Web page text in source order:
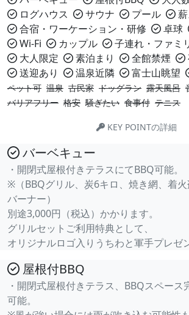
ログハウス
サウナ プール
合宿・ワーケーション・研修
卓球
Wi-Fi
カップル 子連れ・ファミ
大人限定
素泊まり 全館禁煙
送迎あり
温泉近隣 富士山眺望
ペット可 温泉 古民家 ドッグラン 露天風呂
バリアフリー 格安 騒ぎたい 食事付 テニス
KEY POINTの詳細
バーベキュー
・開閉式屋根付きテラスにてBBQ可能。
※（BBQグリル、炭6キロ、焼き網、着火
バーナー）
別途3,000円（税込）かかります。
グリルセットご利用特典として、
オリジナルロゴ入りうちわと軍手プレゼ
屋根付BBQ
・開閉式屋根付きテラス、BBQスペース
可能。